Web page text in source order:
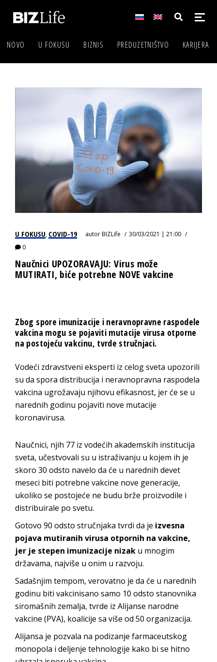
NOVO U FOKUSU BIZNIS PREDUZETNIŠTVO KARIJERA
U FOKUSU, COVID-19 autorBIZLife
30/03/2021 | 21:00
0
Naučnici UPOZORAVAJU: Virus može
MUTIRATI, biće potrebne NOVE vakcine
Zbog spore imunizacije i neravnopravne raspodele
vakcina mogu se pojaviti mutacije virusa otporne
na postojeću vakcinu, tvrde stručnjaci.
Vodeći zdravstveni eksperti iz celog sveta upozorili
su da spora distribucija i neravnopravna raspodela
vakcina ugrožavaju njihovu efikasnost, jer će se u
narednih godinu pojaviti nove mutacije
koronavirusa.
Naučnici, njih 77 iz vodećih akademskih institucija
sveta, učestvovali su u istraživanju u kojem ih je
skoro 30 odsto navelo da će u narednih devet
meseci biti potrebne vakcine nove generacije,
ukoliko se postojeće ne budu brže proizvodile i
distribuirale po svetu.
Gotovo 90 odsto stručnjaka tvrdi da je izvesna
pojava mutiranih virusa otpornih na vakcine,
jer je stepen imunizacije nizak u mnogim
državama, najviše u onim u razvoju.
Sadašnjim tempom, verovatno je da će u narednih
godinu biti vakcinisano samo 10 odsto stanovnika
siromašnih zemalja, tvrde iz Alijanse narodne
vakcine (PVA), koalicije sa više od 50 organizacija.
Alijansa je pozvala na podizanje farmaceutskog
monopola i deljenje tehnologije kako bi se hitno